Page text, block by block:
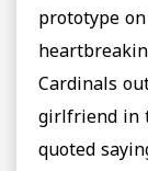
prototype
Cardinals
girlfriend in
quoted